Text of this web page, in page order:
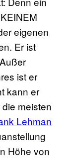
eigenen
Er ist
ist er
kann er
meisten
Lehman
Höhe von